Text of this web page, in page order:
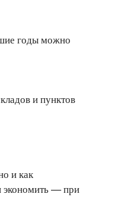
годы можно
и пунктов
и как
экономить — при